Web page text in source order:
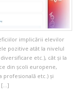
implicării elevilor
pozitive atât la nivelul
etc.), cât și la
din școli europene,
profesională etc.) și
[…]